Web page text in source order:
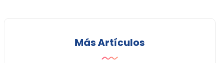
Más Artículos